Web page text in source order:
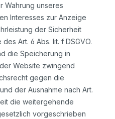
Wahrung unseres
Interesses zur Anzeige
der Sicherheit
Art. 6 Abs. lit. f DSGVO.
die Speicherung in
Website zwingend
gegen die
der Ausnahme nach Art.
die weitergehende
vorgeschrieben